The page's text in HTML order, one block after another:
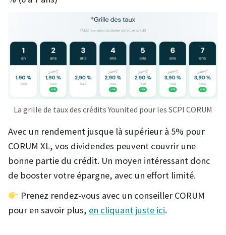
La grille de taux des crédits Younited pour les SCPI CORUM
Avec un rendement jusque là supérieur à 5% pour
CORUM XL, vos dividendes peuvent couvrir une
bonne partie du crédit. Un moyen intéressant donc
de booster votre épargne, avec un effort limité.
Prenez rendez-vous avec un conseiller CORUM
pour en savoir plus, en cliquant juste ici.